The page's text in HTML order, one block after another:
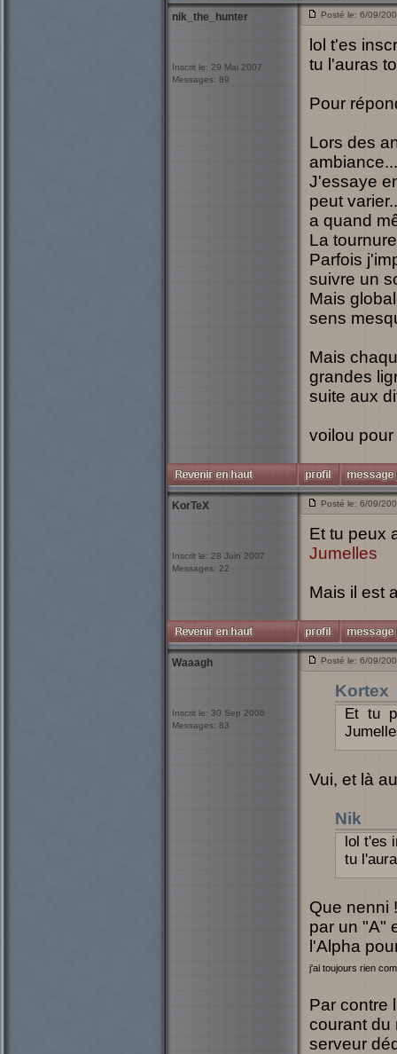
nik_the_hunter
Inscrit le: 29 Mai 2007
Messages: 89
Posté le: 6/09/
lol t'es
tu l'auras
Pour
Lors des
J'essaye
peut
a quand
La
Parfois
suivre un
Mais
sens
Mais
grandes
suite aux
voilou
KorTeX
Inscrit le: 28 Juin 2007
Messages: 22
Posté le: 6/09/
Et tu peux
Jumelles
Mais il est
Waaagh
Inscrit le: 30 Sep 2006
Messages: 83
Posté le: 6/09/
Kortex
Et tu
Vui, et là
Nik
lol t'es
tu
Que nenni
par un "A"
l'Alpha
j'ai toujours rien
Par contre
courant du
serveur